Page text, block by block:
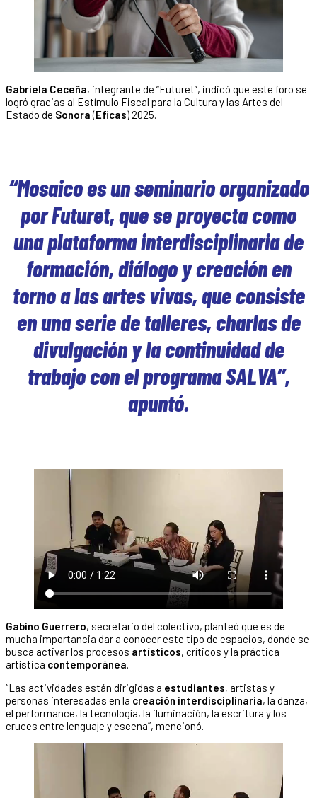
Gabriela Ceceña, integrante de “Futuret”, indicó que este foro se
logró gracias al Estímulo Fiscal para la Cultura y las Artes del
Estado de Sonora(Eficas) 2025.
“Mosaico es un seminario organizado
por Futuret, que se proyecta como
una plataforma interdisciplinaria de
formación, diálogo y creación en
torno a las artes vivas, que consiste
en una serie de talleres, charlas de
divulgación y la continuidad de
trabajo con el programa SALVA”,
apuntó.
Gabino Guerrero, secretario del colectivo, planteó que es de
mucha importancia dar a conocer este tipo de espacios, donde se
busca activar los procesos artísticos, críticos y la práctica
artística contemporánea.
“Las actividades están dirigidas a estudiantes, artistas y
personas interesadas en la creación interdisciplinaria, la danza,
el performance, la tecnología, la iluminación, la escritura y los
cruces entre lenguaje y escena”, mencionó.